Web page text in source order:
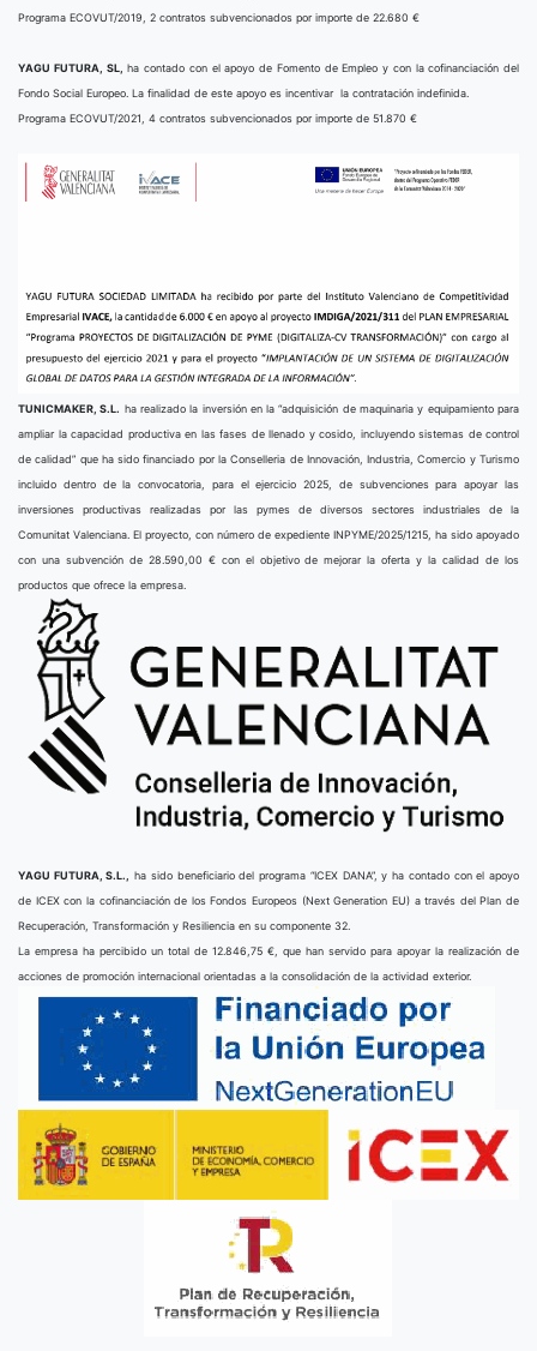
Programa ECOVUT/2019, 2 contratos subvencionados por importe de 22.680 €
YAGU FUTURA, SL,
ha contado con el apoyo de Fomento de Empleo y con la cofinanciación del
Fondo Social Europeo. La finalidad de este apoyo es incentivar la contratación indefinida.
Programa ECOVUT/2021, 4 contratos subvencionados por importe de 51.870 €
TUNICMAKER, S.L. ha realizado la inversión en la “adquisición de maquinaria y equipamiento para
ampliar la capacidad productiva en las fases de llenado y cosido, incluyendo sistemas de control
de calidad” que ha sido financiado por la Conselleria de Innovación, Industria, Comercio y Turismo
incluido dentro de la convocatoria, para el ejercicio 2025, de subvenciones para apoyar las
inversiones productivas realizadas por las pymes de diversos sectores industriales de la
Comunitat Valenciana. El proyecto, con número de expediente INPYME/2025/1215, ha sido apoyado
con una subvención de 28.590,00 € con el objetivo de mejorar la oferta y la calidad de los
productos que ofrece la empresa.
YAGU FUTURA, S.L.,
ha sido beneficiario del programa “ICEX DANA”, y ha contado con el apoyo
de ICEX con la cofinanciación de los Fondos Europeos (Next Generation EU) a través del Plan de
Recuperación, Transformación y Resiliencia en su componente 32.
La empresa ha percibido un total de 12.846,75 €, que han servido para apoyar la realización de
acciones de promoción internacional orientadas a la consolidación de la actividad exterior.